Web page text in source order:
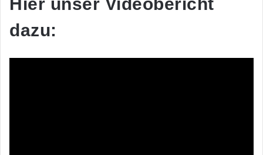
Hier unser Videobericht
dazu: